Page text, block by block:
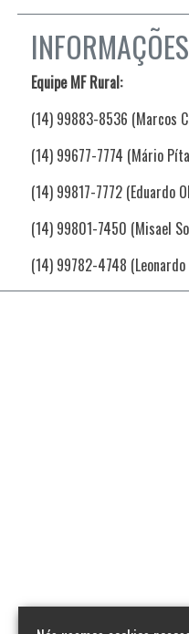
INFORMAÇÕES
Equipe MF Rural:
(14) 99883-8536 (Marcos
(14) 99677-7774 (Mário
(14) 99817-7772 (Eduardo
(14) 99801-7450 (Misael
(14) 99782-4748 (Leonardo